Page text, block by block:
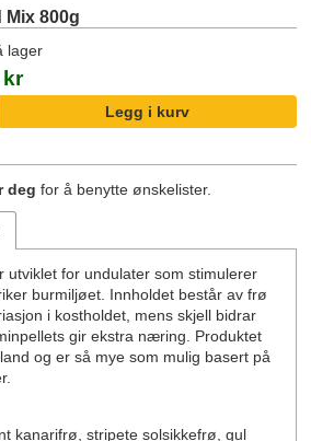
Mix 800g
lager
kr
deg for å benytte ønskelister.
utviklet for undulater som stimulerer
burmiljøet. Innholdet består av frø
i kostholdet, mens skjell bidrar
gir ekstra næring. Produktet
og er så mye som mulig basert på
kanarifrø, stripete solsikkefrø, gul